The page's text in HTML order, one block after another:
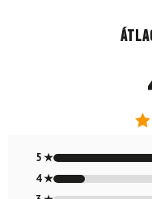
5 ★
4 ★